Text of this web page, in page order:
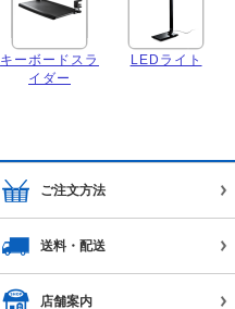
キーボードスラ
イダー
LEDライト
ご注文方法
送料・配送
店舗案内